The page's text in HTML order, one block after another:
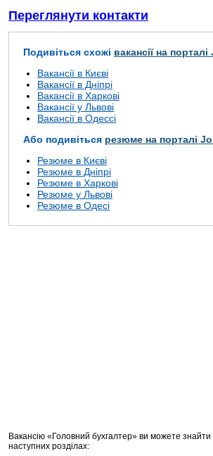
Переглянути контакти
Подивіться схожі вакансії на
Вакансії в Києві
Вакансії в Дніпрі
Вакансії в Харкові
Вакансії у Львові
Вакансії в Одессі
Або подивіться резюме на порталі
Резюме в Києві
Резюме в Дніпрі
Резюме в Харкові
Резюме у Львові
Резюме в Одесі
Вакансію «Головний бухгалтер» ви можете знайти
наступних розділах: